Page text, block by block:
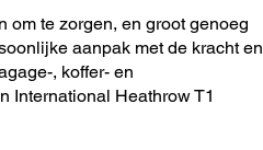
om te zorgen, en groot genoeg
aanpak met de kracht en
, koffer- en
International Heathrow T1